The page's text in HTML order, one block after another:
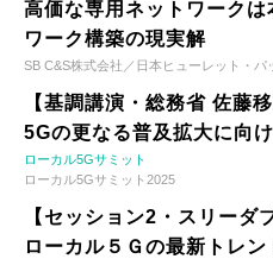
高価な専用ネットワーク
ワーク構築の現実解
SB C&S株式会社／日本ヒューレット・パ
【基調講演・総務省 佐藤
5Gの更なる普及拡大に向
ローカル5Gサミット
ローカル5Gサミット2025
【セッション2・スリーダ
ローカル５Ｇの最新トレ